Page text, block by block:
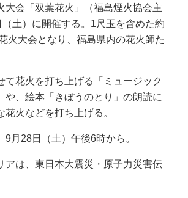
大会「双葉花火」（福島煙火協会主
土）に開催する。1尺玉を含めた約
火大会となり、福島県内の花火師た
花火を打ち上げる「ミュージック
や、絵本「きぼうのとり」の朗読に
花火などを打ち上げる。
月28日（土）午後6時から。
は、東日本大震災・原子力災害伝